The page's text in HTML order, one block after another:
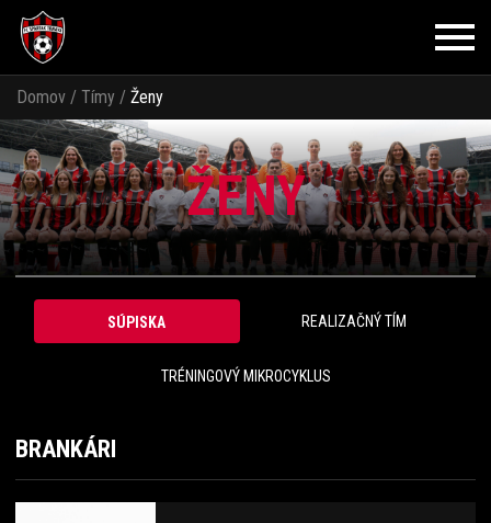
Domov / Tímy / Ženy
ŽENY
SÚPISKA REALIZAČNÝ TÍM
TRÉNINGOVÝ MIKROCYKLUS
BRANKÁRI